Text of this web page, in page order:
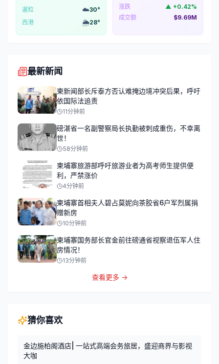
暹粒
☁️30°
西港
🌦️28°
涨跌
▲ +0.42%
成交额
$9.69M
最新新闻
柬新闻部长斥泰方否认难掩边境冲突后果，呼吁
依国际法追责
11分钟前
磅湛省一名副警察局长执勤被刺成重伤，不幸离
世！
58分钟前
柬埔寨旅游部呼吁旅游业者为高考师生提供便
利，严禁涨价
4分钟前
柬埔寨首相夫人碧占莫妮向茶胶省6户军烈属捐
赠新房
10分钟前
柬埔寨国务部长官金前往磅通省视察退伍军人住
房情况！
13分钟前
查看更多 →
猜你喜欢
金边施柏阁酒店| 一站式高端会务旅居，盛迎商界与影视
大咖